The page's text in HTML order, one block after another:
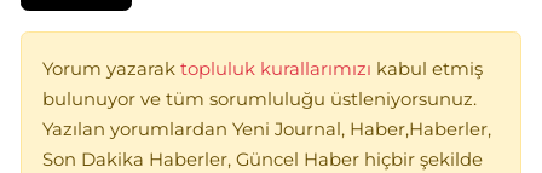
Yorum yazarak topluluk kurallarımızı kabul etmiş
bulunuyor ve tüm sorumluluğu üstleniyorsunuz.
Yazılan yorumlardan Yeni Journal, Haber,Haberler,
Son Dakika Haberler, Güncel Haber hiçbir şekilde